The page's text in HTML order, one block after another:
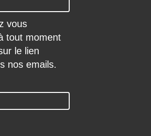
vous
tout moment
le lien
nos emails.